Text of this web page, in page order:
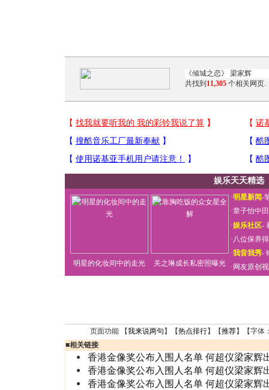
共找到 11,305 个相关网页.
娱乐天天精选
明星的化妆间中的走光 关之琳成长私密照曝光
·明星新闻-
·章子怡中
·娱乐社区-
·八位保养
·我音我秀-
· 网友原创
页面功能 【我来说两句 】【热点排行】【推荐】【字体
■相关链接
香港金像奖公布入围人名单 何超仪梁家辉
香港金像奖公布入围人名单 何超仪梁家辉
香港金像奖公布入围人名单 何超仪梁家辉